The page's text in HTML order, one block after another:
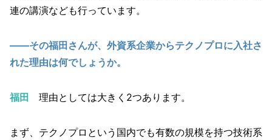
連の講演なども行っています。
――その福田さんが、外資系企業からテクノプロに入社さ
れた理由は何でしょうか。
福田 理由としては大きく2つあります。
まず、テクノプロという国内でも有数の規模を持つ技術系